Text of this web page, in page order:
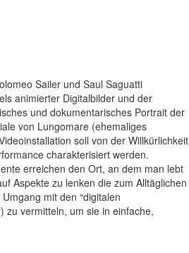
Sailer und Saul Saguatti
animierter Digitalbilder und der
und dokumentarisches Portrait der
von Lungomare (ehemaliges
soll von der Willkürlichkeit
charakterisiert werden.
erreichen den Ort, an dem man lebt
Aspekte zu lenken die zum Alltäglichen
mit den “digitalen
zu vermitteln, um sie in einfache,